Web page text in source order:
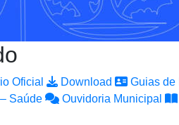
Oficial Download Guias de
Saúde Ouvidoria Municipal